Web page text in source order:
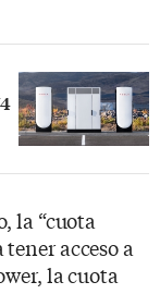
la “cuota
acceso a
la cuota